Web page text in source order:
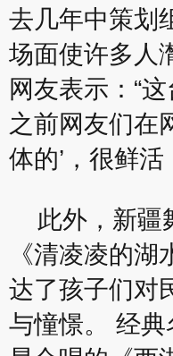
去几年中策划
场面使许多人
网友表示：“
之前网友们在
体的’，很鲜
此外，新疆
《清凌凌的
达了孩子们对
与憧憬。 经